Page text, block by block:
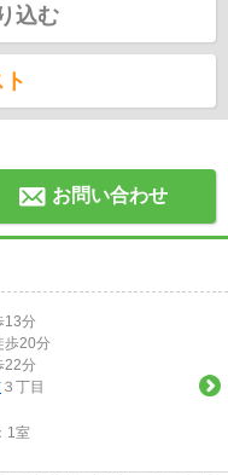
込む
お問い合わせ
13分
歩20分
22分
３丁目
1室